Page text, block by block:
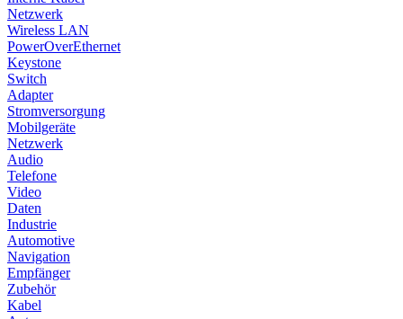
Netzwerk
Wireless LAN
PowerOverEthernet
Keystone
Switch
Adapter
Stromversorgung
Mobilgeräte
Netzwerk
Audio
Telefone
Video
Daten
Industrie
Automotive
Navigation
Empfänger
Zubehör
Kabel